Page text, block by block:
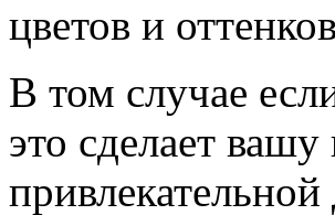
цветов и
В том случае
это сделает